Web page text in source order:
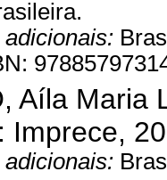
Aíla Maria
Imprece,